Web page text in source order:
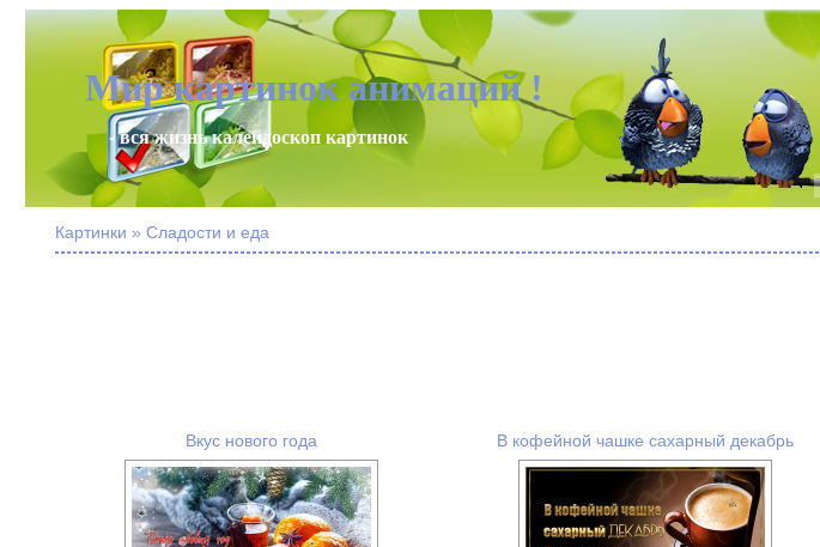
Мир картинок анимаций !
- вся жизнь калейдоскоп картинок
Картинки » Сладости и еда
Вкус нового года В кофейной чашке сахарный декабрь